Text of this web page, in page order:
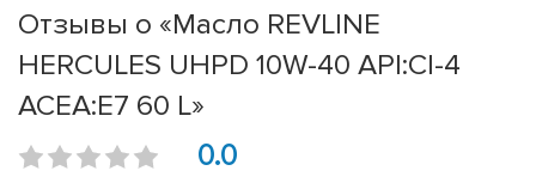
Отзывы о «Масло REVLINE
HERCULES UHPD 10W-40 API:CI-4
ACEA:E7 60 L»
0.0